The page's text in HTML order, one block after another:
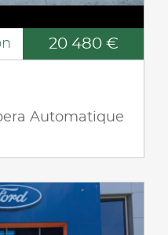
20 480 €
Automatique